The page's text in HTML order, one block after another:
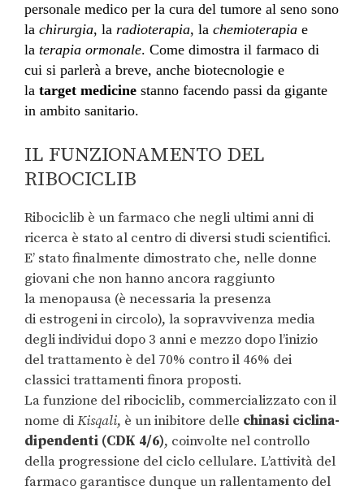
personale medico per la cura del tumore al seno sono
la chirurgia, la radioterapia, la chemioterapia e
la terapia ormonale. Come dimostra il farmaco di
cui si parlerà a breve, anche biotecnologie e
la target medicine stanno facendo passi da gigante
in ambito sanitario.
IL FUNZIONAMENTO DEL
RIBOCICLIB
Ribociclib è un farmaco che negli ultimi anni di
ricerca è stato al centro di diversi studi scientifici.
E’ stato finalmente dimostrato che, nelle donne
giovani che non hanno ancora raggiunto
la menopausa (è necessaria la presenza
di estrogeni in circolo), la sopravvivenza media
degli individui dopo 3 anni e mezzo dopo l’inizio
del trattamento è del 70% contro il 46% dei
classici trattamenti finora proposti.
La funzione del ribociclib, commercializzato con il
nome diKisqali, è un inibitore delle chinasi ciclina-
dipendenti (CDK 4/6), coinvolte nel controllo
della progressione del ciclo cellulare. L’attività del
farmaco garantisce dunque un rallentamento del